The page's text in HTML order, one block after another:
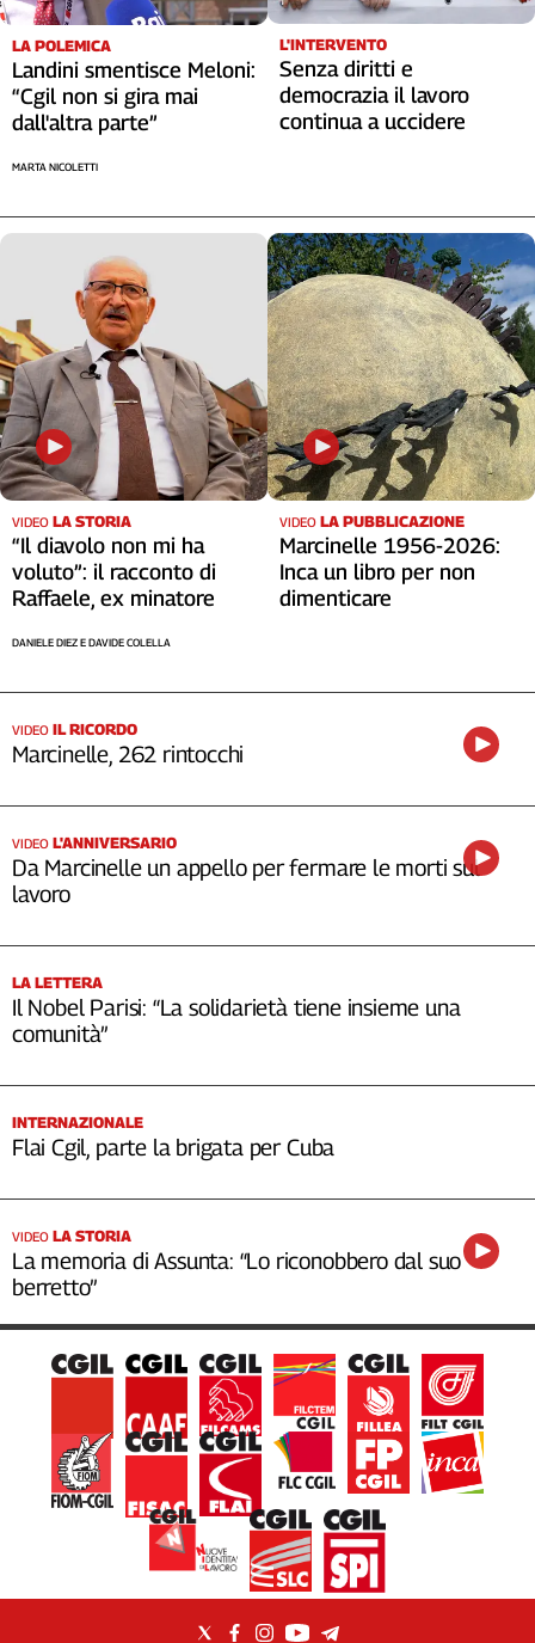
Cerca
Newsletter
Social
LA POLEMICA
Landini smentisce Meloni:
“Cgil non si gira mai
dall'altra parte”
MARTA NICOLETTI
L'INTERVENTO
Senza diritti e
democrazia il lavoro
continua a uccidere
VIDEO LA STORIA
“Il diavolo non mi ha
voluto”: il racconto di
Raffaele, ex minatore
DANIELE DIEZ E DAVIDE COLELLA
VIDEO LA PUBBLICAZIONE
Marcinelle 1956-2026:
Inca un libro per non
dimenticare
VIDEO IL RICORDO
Marcinelle, 262 rintocchi
VIDEO L'ANNIVERSARIO
Da Marcinelle un appello per fermare le morti sul
lavoro
LA LETTERA
Il Nobel Parisi: “La solidarietà tiene insieme una
comunità”
INTERNAZIONALE
Flai Cgil, parte la brigata per Cuba
VIDEO LA STORIA
La memoria di Assunta: “Lo riconobbero dal suo
berretto”